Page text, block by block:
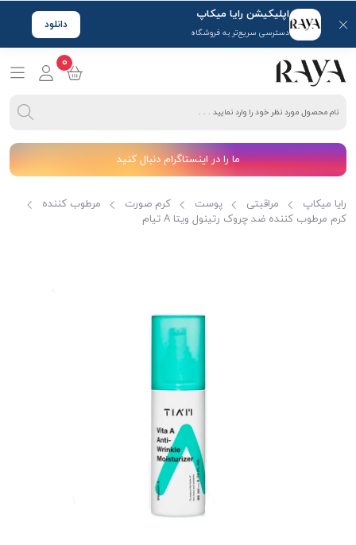
اپلیکیشن رایا میکاپ
دسترسی سریع‌تر به فروشگاه
دانلود
0
ما را در اینستاگرام دنبال کنید
رایا میکاپ مراقبتی پوست کرم صورت
مرطوب کننده
کرم مرطوب کننده ضد چروک رتینول ویتا A تیام